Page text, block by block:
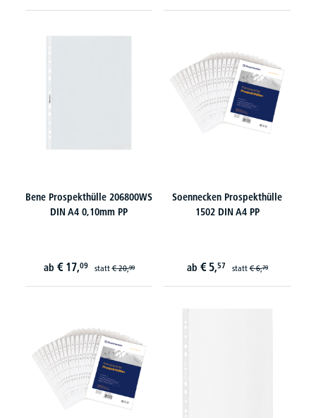
Bene Prospekthülle 206800WS
DIN A4 0,10mm PP
ab € 17,09 statt€ 20,99
Soennecken Prospekthülle
1502 DIN A4 PP
ab € 5,57 statt€ 6,79